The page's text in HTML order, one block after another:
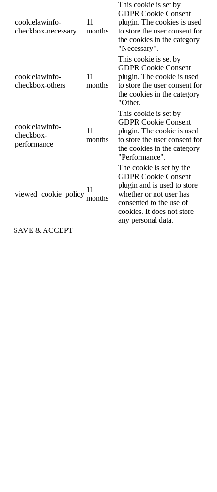
cookielawinfo-
checkbox-necessary
11
months
This cookie is set by
GDPR Cookie Consent
plugin. The cookies is used
to store the user consent for
the cookies in the category
"Necessary".
cookielawinfo-
checkbox-others
11
months
This cookie is set by
GDPR Cookie Consent
plugin. The cookie is used
to store the user consent for
the cookies in the category
"Other.
cookielawinfo-
checkbox-
performance
11
months
This cookie is set by
GDPR Cookie Consent
plugin. The cookie is used
to store the user consent for
the cookies in the category
"Performance".
viewed_cookie_policy
11
months
The cookie is set by the
GDPR Cookie Consent
plugin and is used to store
whether or not user has
consented to the use of
cookies. It does not store
any personal data.
SAVE & ACCEPT